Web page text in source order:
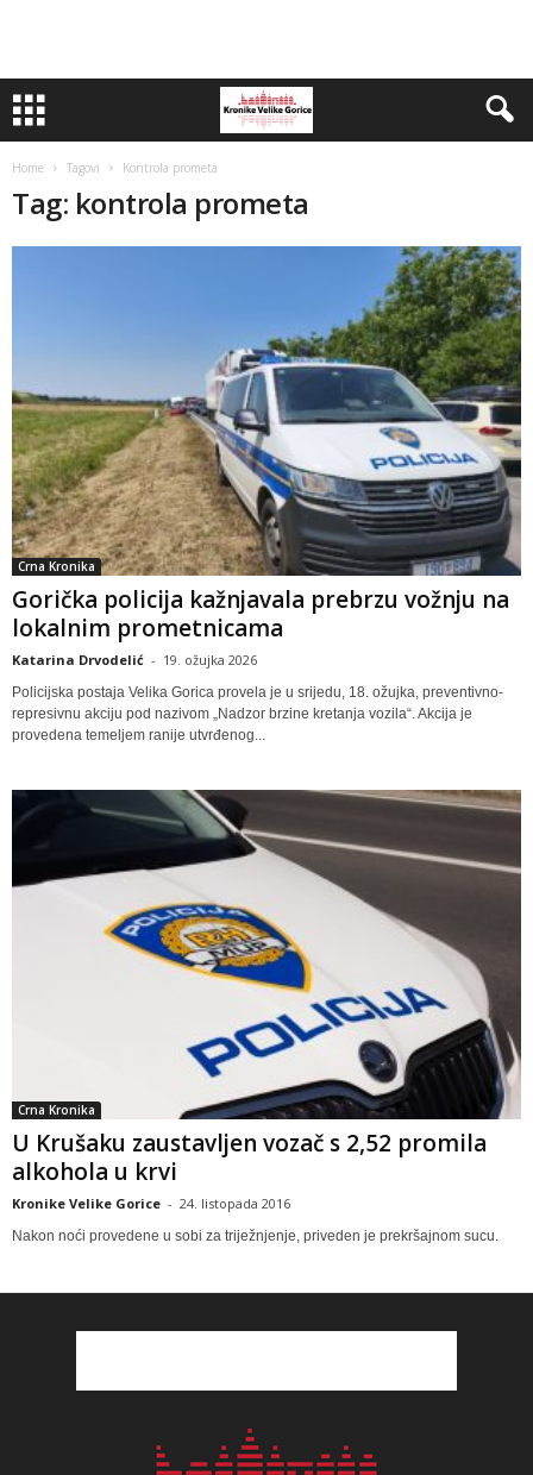
Home Tagovi Kontrola prometa
Tag: kontrola prometa
Crna Kronika
Gorička policija kažnjavala prebrzu vožnju na
lokalnim prometnicama
Katarina Drvodelić - 19. ožujka 2026
Policijska postaja Velika Gorica provela je u srijedu, 18. ožujka, preventivno-
represivnu akciju pod nazivom „Nadzor brzine kretanja vozila“. Akcija je
provedena temeljem ranije utvrđenog...
Crna Kronika
U Krušaku zaustavljen vozač s 2,52 promila
alkohola u krvi
Kronike Velike Gorice - 24. listopada 2016
Nakon noći provedene u sobi za triježnjenje, priveden je prekršajnom sucu.